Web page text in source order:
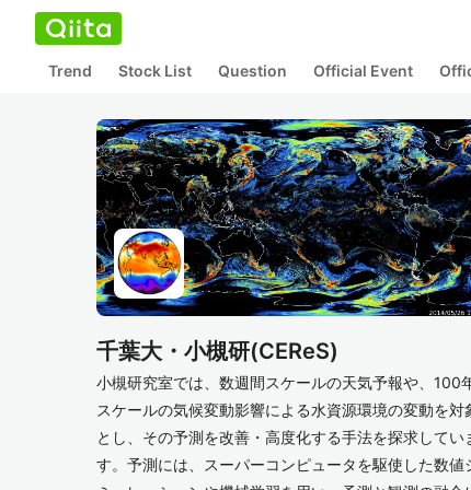
Trend Stock List Question Official Event
千葉大・小槻研(CEReS)
小槻研究室では、数週間スケールの天気予報や、100
スケールの気候変動影響による水資源環境の変動を対
とし、その予測を改善・高度化する手法を探求してい
す。予測には、スーパーコンピュータを駆使した数値